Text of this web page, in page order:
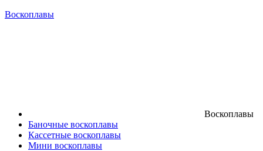
Воскоплавы
Воскоплавы
Баночные воскоплавы
Кассетные воскоплавы
Мини воскоплавы